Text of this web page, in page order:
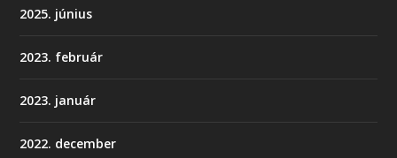
2025. június
2023. február
2023. január
2022. december